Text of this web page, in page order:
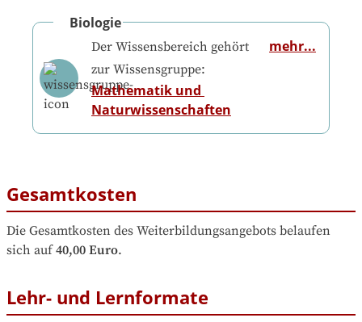
Biologie
Der Wissensbereich gehört
zur Wissensgruppe:
Mathematik und
Naturwissenschaften
mehr...
Gesamtkosten
Die Gesamtkosten des Weiterbildungsangebots belaufen
sich auf 40,00 Euro.
Lehr- und Lernformate